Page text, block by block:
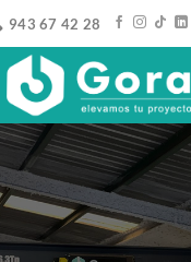
943 67 42 28